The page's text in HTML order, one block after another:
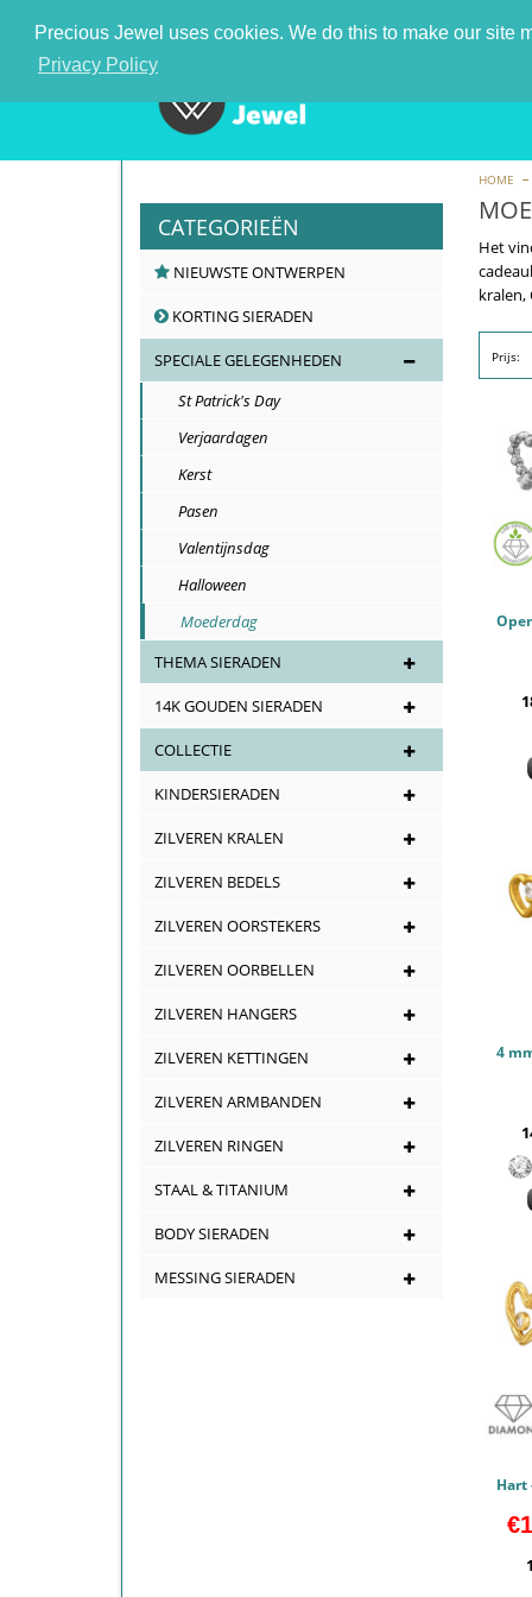
Precious Jewel uses cookies. We do this to make our site
Privacy Policy
HOME
CATEGORIEËN
NIEUWSTE ONTWERPEN
KORTING SIERADEN
SPECIALE GELEGENHEDEN
St Patrick's Day
Verjaardagen
Kerst
Pasen
Valentijnsdag
Halloween
Moederdag
THEMA SIERADEN
14K GOUDEN SIERADEN
COLLECTIE
KINDERSIERADEN
ZILVEREN KRALEN
ZILVEREN BEDELS
ZILVEREN OORSTEKERS
ZILVEREN OORBELLEN
ZILVEREN HANGERS
ZILVEREN KETTINGEN
ZILVEREN ARMBANDEN
ZILVEREN RINGEN
STAAL & TITANIUM
BODY SIERADEN
MESSING SIERADEN
Het
kralen,
Prijs: